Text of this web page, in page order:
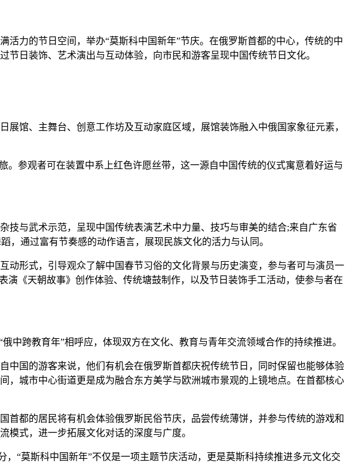
力的节日空间，举办“莫斯科中国新年”节庆。在俄罗斯首都的中心，传统的中
日装饰、艺术演出与互动体验，向市民和游客呈现中国传统节日文化。
馆、主舞台、创意工作坊及互动家庭区域，展馆装饰融入中俄国家象征元素，
参观者可在装置中系上红色许愿丝带，这一源自中国传统的仪式寓意着好运与
与武术示范，呈现中国传统表演艺术中力量、技巧与审美的结合;来自广东省
，通过富有节奏感的动作语言，展现民族文化的活力与认同。
形式，引导观众了解中国春节习俗的文化背景与历史演变，参与者可与演员一
《天朝故事》创作体验、传统塘鼓制作，以及节日装饰手工活动，使参与者在
跨教育年”相呼应，体现双方在文化、教育与青年交流领域合作的持续推进。
国的游客来说，他们有机会在俄罗斯首都庆祝传统节日，同时保留也能够体验
城市中心街道更是成为融合东方美学与欧洲城市景观的上镜地点。在首都核心
都的居民将有机会体验俄罗斯民俗节庆，品尝传统薄饼，并参与传统的游戏和
式，进一步拓展文化对话的深度与广度。
“莫斯科中国新年”不仅是一项主题节庆活动，更是莫斯科持续推进多元文化交